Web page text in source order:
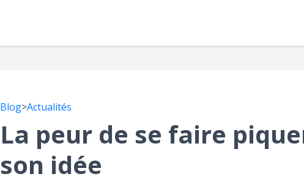
Blog>Actualités
La peur de se faire
son idée